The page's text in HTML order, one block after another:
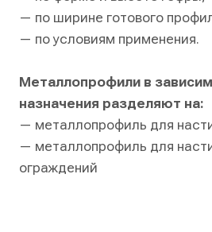
— по ширине готового
— по условиям применения.
Металлопрофили в
назначения разделяют на:
— металлопрофиль для
— металлопрофиль для
ограждений